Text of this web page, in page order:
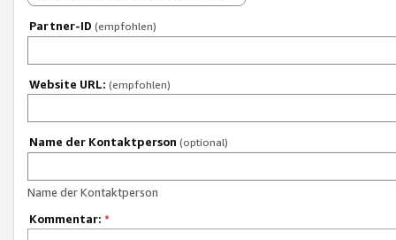
Partner-ID (empfohlen)
Website URL: (empfohlen)
Name der Kontaktperson (optional)
Name der Kontaktperson
Kommentar: *